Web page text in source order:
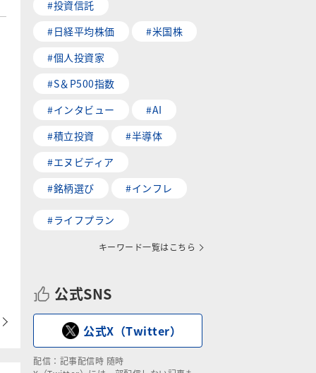
#投資信託
#日経平均株価
#米国株
#個人投資家
#S＆P500指数
#インタビュー
#AI
#積立投資
#半導体
#エヌビディア
#銘柄選び
#インフレ
#ライフプラン
キーワード一覧はこちら
公式SNS
公式X（Twitter）
配信：記事配信時 随時